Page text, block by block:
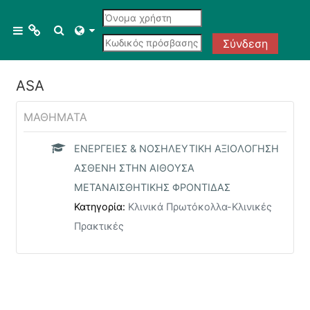
Πλευρικός πίνακας
Menu 1
All courses
Course search
Εναλλαγή εισόδου αναζήτησης
Σύνδεση
ASA
ΜΑΘΉΜΑΤΑ
ΕΝΕΡΓΕΙΕΣ & ΝΟΣΗΛΕΥΤΙΚΗ ΑΞΙΟΛΟΓΗΣΗ
ΑΣΘΕΝΗ ΣΤΗΝ ΑΙΘΟΥΣΑ
ΜΕΤΑΝΑΙΣΘΗΤΙΚΗΣ ΦΡΟΝΤΙΔΑΣ
Κατηγορία: Κλινικά Πρωτόκολλα-Κλινικές
Πρακτικές